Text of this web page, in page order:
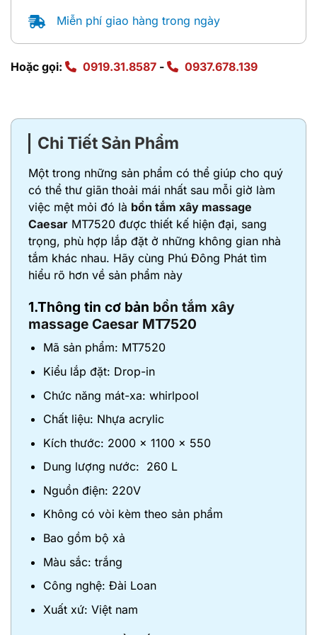
Miễn phí giao hàng trong ngày
Hoặc gọi: 0919.31.8587 - 0937.678.139
Chi Tiết Sản Phẩm
Một trong những sản phẩm có thể giúp cho quý
có thể thư giãn thoải mái nhất sau mỗi giờ làm
việc mệt mỏi đó là bồn tắm xây massage
Caesar MT7520 được thiết kế hiện đại, sang
trọng, phù hợp lắp đặt ở những không gian nhà
tắm khác nhau. Hãy cùng Phú Đông Phát tìm
hiểu rõ hơn về sản phẩm này
1.Thông tin cơ bản bồn tắm xây
massage Caesar MT7520
Mã sản phẩm: MT7520
Kiểu lắp đặt: Drop-in
Chức năng mát-xa: whirlpool
Chất liệu: Nhựa acrylic
Kích thước: 2000 x 1100 x 550
Dung lượng nước: 260 L
Nguồn điện: 220V
Không có vòi kèm theo sản phẩm
Bao gồm bộ xả
Màu sắc: trắng
Công nghệ: Đài Loan
Xuất xứ: Việt nam